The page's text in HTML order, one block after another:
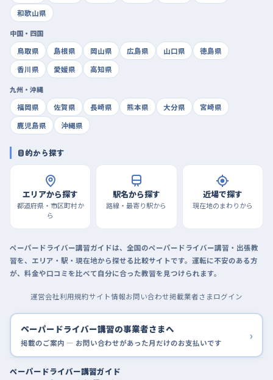
和歌山県
中国・四国
鳥取県
島根県 岡山県 広島県 山口県
徳島県
香川県
愛媛県 高知県
九州・沖縄
福岡県
佐賀県 長崎県 熊本県 大分県
宮崎県
鹿児島県
沖縄県
目的から探す
エリアから探す
都道府県・市区町村か
ら
駅名から探す
路線・最寄り駅から
近場で探す
現在地のまわりから
ペーパードライバー講習ガイドは、全国のペーパードライバー講習・出張教
習を、エリア・駅・現在地から探せる比較サイトです。運転に不安のある方
が、料金や口コミを比べて自分に合った教習を見つけられます。
運営会社利用規約サイト情報お問い合わせ掲載業者さまログイン
ペーパードライバー講習の事業者さまへ
掲載のご案内 — お問い合わせがあった月だけのお支払いです ›
ペーパードライバー講習ガイド